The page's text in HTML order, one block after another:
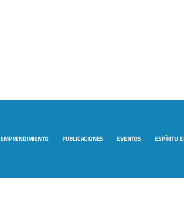
EMPRENDIMIENTO PUBLICACIONES EVENTOS ESPÍRITU